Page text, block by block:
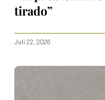
tirado”
Juli 22, 2026